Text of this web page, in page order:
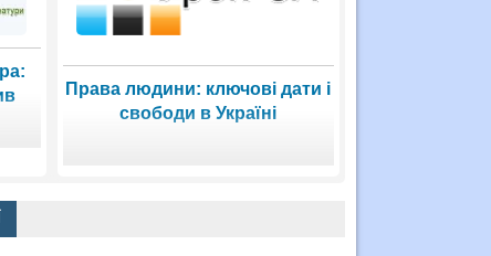
Права людини: ключові дати і
свободи в Україні